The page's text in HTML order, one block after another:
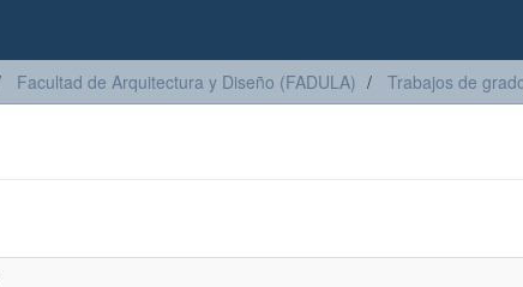
Facultad de Arquitectura y Diseño (FADULA) Trabajos de